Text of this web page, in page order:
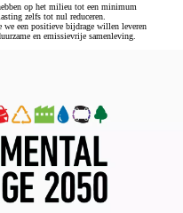
op het milieu tot een minimum
zelfs tot nul reduceren.
een positieve bijdrage willen leveren
en emissievrije samenleving.